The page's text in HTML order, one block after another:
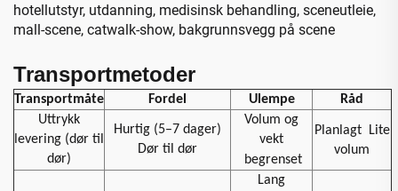
hotellutstyr, utdanning, medisinsk behandling, sceneutleie,
mall-scene, catwalk-show, bakgrunnsvegg på scene
Transportmetoder
Transportmåte Fordel Ulempe
Råd
Uttrykk
levering (dør til
dør)
Hurtig (5–7 dager)
Dør til dør
Volum og
vekt
begrenset
Planlagt
Lite
volum
Lang